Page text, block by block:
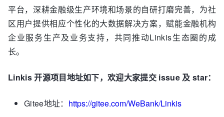
平台，深耕金融级生产环境和场景的自研打磨完善，为社
区用户提供相应个性化的大数据解决方案，赋能金融机构
企业服务生产及业务支持，共同推动Linkis生态圈的成
长。
Linkis 开源项目地址如下，欢迎大家提交 issue 及 star：
Gitee地址： https://gitee.com/WeBank/Linkis